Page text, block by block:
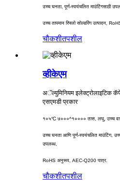
उच्च घनता, पूर्ण-स्वयंचलित माउंटिंगसाठी
उच्च तापमान रिफ्लो सोल्डरिंग उत्पादन,
चौकशीतपशील
व्हीकेएम
अॅल्युमिनियम इलेक्ट्रोलाइटिक
एसएमडी प्रकार
१०५℃ ७०००^१०००० तास, लघु, उच्च
उच्च घनता आणि पूर्ण-स्वयंचलित माउंटिंग, उच्च
उपलब्ध,
RoHS अनुरूप, AEC-Q200 पात्र.
चौकशीतपशील